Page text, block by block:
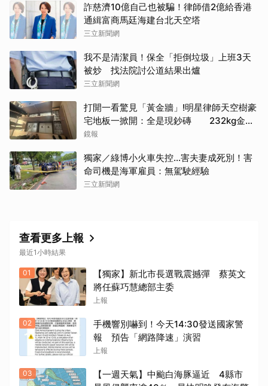
詐慈濟10億自己也被騙！律師借2億給香港
通緝富商馬廷海建台北天空塔
三立新聞網
我不是清潔員！保全「拒倒垃圾」上班3天
被炒 找法院討公道結果出爐
三立新聞網
打開一看驚見「黃金牆」!明星律師天空樹豪
宅地板一掀開：全是現鈔磚 232kg金山
震撼影像曝
鏡報
獨家／綠博小火車失控…害夫妻成死別！害
命司機是海軍雇員：無駕駛經驗
三立新聞網
查看更多上報
最近1小時結果
01
【獨家】新北市長選戰震撼彈 蔡英文
將任蘇巧慧總部主委
上報
02
手機響別嚇到！今天14:30發送國家警
報 預告「網路降速」演習
上報
03
【一週天氣】中颱白海豚逼近 4縣市
取消